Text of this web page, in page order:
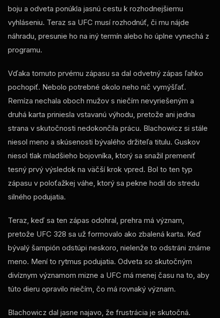
boju a odveta ponúkla jasnú cestu k rozhodnejšiemu
vyhláseniu. Teraz sa UFC musí rozhodnúť, či mu nájde
náhradu, presunie ho na iný termín alebo ho úplne vynechá z
programu.
Vďaka tomuto prvému zápasu sa dal odvetný zápas ľahko
pochopiť. Nebolo potrebné okolo neho nič vymýšľať.
Remíza nechala oboch mužov s niečím nevyriešeným a
druhá karta priniesla vstavanú výhodu, pretože ani jedna
strana v skutočnosti nedokončila prácu. Blachowicz si stále
niesol meno a skúsenosti bývalého držiteľa titulu. Guskov
niesol tlak mladšieho bojovníka, ktorý sa snažil premeniť
tesný prvý výsledok na väčší krok vpred. Bol to ten typ
zápasu v poloťažkej váhe, ktorý sa pekne hodil do stredu
silného podujatia.
Teraz, keď sa ten zápas odohral, ​​prehra má význam,
pretože UFC 328 sa už formovalo ako zbalená karta. Keď
bývalý šampión odstúpi neskoro, nielenže to odstráni známe
meno. Mení to rytmus podujatia. Odveta so skutočným
divíznym významom mizne a UFC má menej času na to, aby
túto dieru opravilo niečím, čo má rovnaký význam.
Blachowicz dal jasne najavo, že frustrácia je skutočná.